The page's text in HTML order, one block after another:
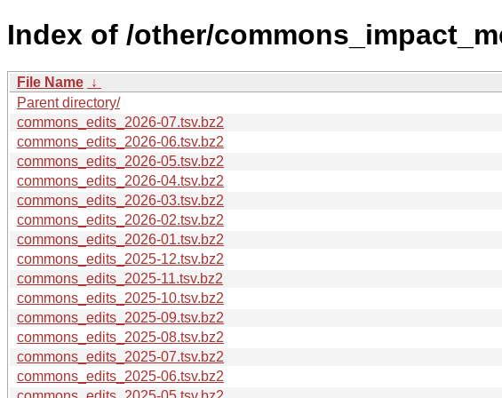
Index of /other/
File Name ↓
Parent directory/
commons_edits_2026-07.tsv.bz2
commons_edits_2026-06.tsv.bz2
commons_edits_2026-05.tsv.bz2
commons_edits_2026-04.tsv.bz2
commons_edits_2026-03.tsv.bz2
commons_edits_2026-02.tsv.bz2
commons_edits_2026-01.tsv.bz2
commons_edits_2025-12.tsv.bz2
commons_edits_2025-11.tsv.bz2
commons_edits_2025-10.tsv.bz2
commons_edits_2025-09.tsv.bz2
commons_edits_2025-08.tsv.bz2
commons_edits_2025-07.tsv.bz2
commons_edits_2025-06.tsv.bz2